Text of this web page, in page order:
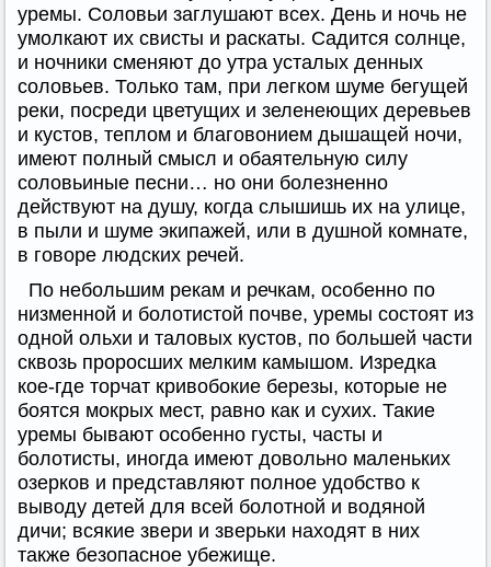
уремы. Соловьи заглушают всех. День и ночь не
умолкают их свисты и раскаты. Садится солнце,
и ночники сменяют до утра усталых денных
соловьев. Только там, при легком шуме бегущей
реки, посреди цветущих и зеленеющих деревьев
и кустов, теплом и благовонием дышащей ночи,
имеют полный смысл и обаятельную силу
соловьиные песни… но они болезненно
действуют на душу, когда слышишь их на улице,
в пыли и шуме экипажей, или в душной комнате,
в говоре людских речей.
По небольшим рекам и речкам, особенно по
низменной и болотистой почве, уремы состоят из
одной ольхи и таловых кустов, по большей части
сквозь проросших мелким камышом. Изредка
кое-где торчат кривобокие березы, которые не
боятся мокрых мест, равно как и сухих. Такие
уремы бывают особенно густы, часты и
болотисты, иногда имеют довольно маленьких
озерков и представляют полное удобство к
выводу детей для всей болотной и водяной
дичи; всякие звери и зверьки находят в них
также безопасное убежище.